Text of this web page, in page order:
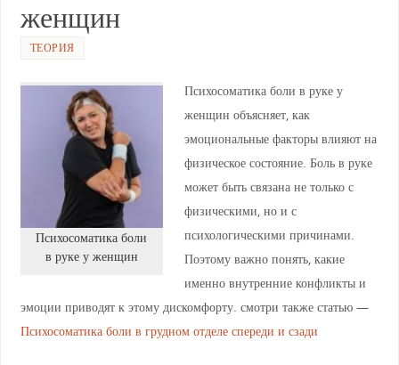
женщин
ТЕОРИЯ
Психосоматика боли
в руке у женщин
Психосоматика боли в руке у
женщин объясняет, как
эмоциональные факторы влияют на
физическое состояние. Боль в руке
может быть связана не только с
физическими, но и с
психологическими причинами.
Поэтому важно понять, какие
именно внутренние конфликты и
эмоции приводят к этому дискомфорту. смотри также статью —
Психосоматика боли в грудном отделе спереди и сзади